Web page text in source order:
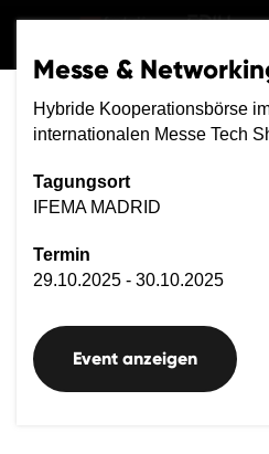
Messe &
Hybride Kooperationsbörse
internationalen Messe Tech
Tagungsort
IFEMA MADRID
Termin
29.10.2025 - 30.10.2025
Event anzeigen